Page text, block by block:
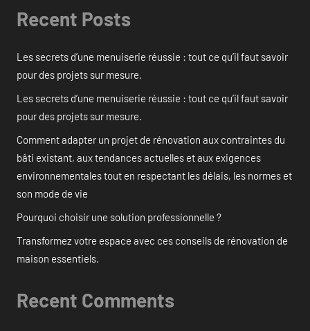
Recent Posts
Les secrets d’une menuiserie réussie : tout ce qu’il faut savoir
pour des projets sur mesure.
Les secrets d’une menuiserie réussie : tout ce qu’il faut savoir
pour des projets sur mesure.
Comment adapter un projet de rénovation aux contraintes du
bâti existant, aux tendances actuelles et aux exigences
environnementales tout en respectant les délais, les normes et
son mode de vie
Pourquoi choisir une solution professionnelle ?
Transformez votre espace avec ces conseils de rénovation de
maison essentiels.
Recent Comments